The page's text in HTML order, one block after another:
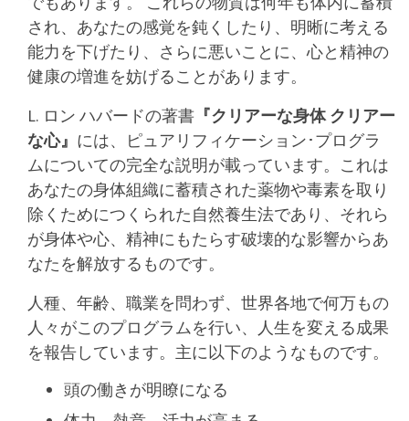
され、あなたの感覚を鈍くしたり、明晰に考える
能力を下げたり、さらに悪いことに、心と精神の
健康の増進を妨げることがあります。
L. ロン ハバードの著書 『クリアーな身体 クリアー
な心』 には、ピュアリフィケーション･プログラ
ムについての完全な説明が載っています。これは
あなたの身体組織に蓄積された薬物や毒素を取り
除くためにつくられた自然養生法であり、それら
が身体や心、精神にもたらす破壊的な影響からあ
なたを解放するものです。
人種、年齢、職業を問わず、世界各地で何万もの
人々がこのプログラムを行い、人生を変える成果
を報告しています。主に以下のようなものです。
頭の働きが明瞭になる